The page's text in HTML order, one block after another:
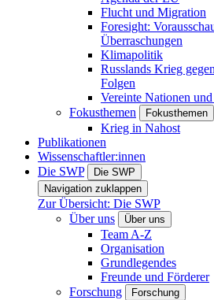
Flucht und Migration
Foresight:
Überraschungen
Klimapolitik
Russlands Krieg
Folgen
Vereinte Nationen
Fokusthemen
Fokusthemen
Krieg in Nahost
Publikationen
Wissenschaftler:innen
Die SWP
Die SWP
Navigation zuklappen
Zur Übersicht: Die SWP
Über uns
Über uns
Team A-Z
Organisation
Grundlegendes
Freunde und Förderer
Forschung
Forschung